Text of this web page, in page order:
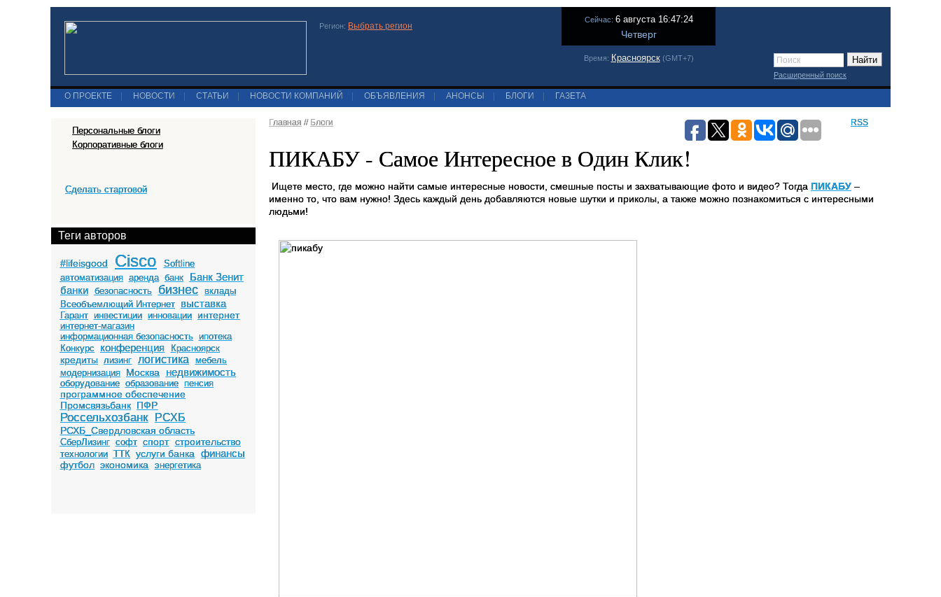
Регион: Выбрать регион
Сейчас: 6 августа 16:47:24
Четверг
Время: Красноярск(GMT+7)
Расширенный поиск
О ПРОЕКТЕ НОВОСТИ СТАТЬИ НОВОСТИ КОМПАНИЙ ОБЪЯВЛЕНИЯ АНОНСЫ БЛОГИ ГАЗЕТА
Персональные блоги
Корпоративные блоги
Сделать стартовой
Теги авторов
#lifeisgood Cisco
Softline
автоматизация аренда банк
Банк Зенит
банки безопасность бизнес
вклады
Всеобъемлющий Интернет
выставка
Гарант инвестиции инновации интернет
интернет-магазин
информационная безопасность ипотека
Конкурс
конференция Красноярск
кредиты лизинг логистика
мебель
модернизация
Москва недвижимость
оборудование образование пенсия
программное обеспечение
Промсвязьбанк ПФР
Россельхозбанк РСХБ
РСХБ_Свердловская область
СберЛизинг софт спорт строительство
технологии ТТК услуги банка финансы
футбол экономика энергетика
Главная // Блоги RSS
ПИКАБУ - Самое Интересное в Один Клик!
Ищете место, где можно найти самые интересные новости, смешные посты и захватывающие фото и видео? Тогда ПИКАБУ –
именно то, что вам нужно! Здесь каждый день добавляются новые шутки и приколы, а также можно познакомиться с интересными
людьми!